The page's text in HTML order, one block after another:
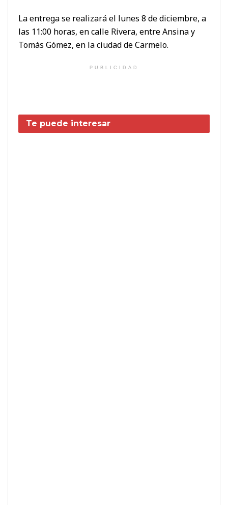
La entrega se realizará el lunes 8 de diciembre, a
las 11:00 horas, en calle Rivera, entre Ansina y
Tomás Gómez, en la ciudad de Carmelo.
PUBLICIDAD
Te puede interesar